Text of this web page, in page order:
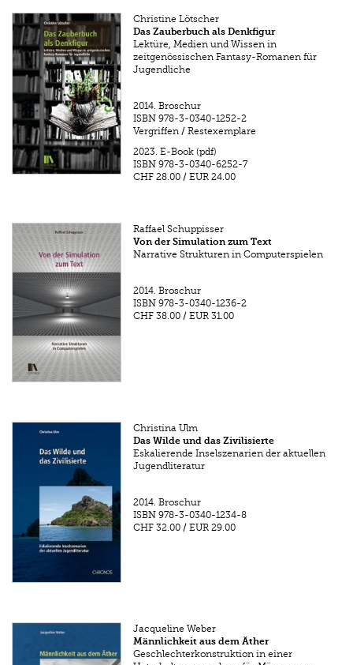
Christine Lötscher
Das Zauberbuch als Denkfigur
Lektüre, Medien und Wissen in
zeitgenössischen Fantasy-Romanen für
Jugendliche
2014. Broschur
ISBN 978-3-0340-1252-2
Vergriffen / Restexemplare
2023. E-Book (pdf)
ISBN 978-3-0340-6252-7
CHF 28.00 /EUR 24.00
Raffael Schuppisser
Von der Simulation zum Text
Narrative Strukturen in Computerspielen
2014. Broschur
ISBN 978-3-0340-1236-2
CHF 38.00 /EUR 31.00
Christina Ulm
Das Wilde und das Zivilisierte
Eskalierende Inselszenarien der aktuellen
Jugendliteratur
2014. Broschur
ISBN 978-3-0340-1234-8
CHF 32.00 /EUR 29.00
Jacqueline Weber
Männlichkeit aus dem Äther
Geschlechterkonstruktion in einer